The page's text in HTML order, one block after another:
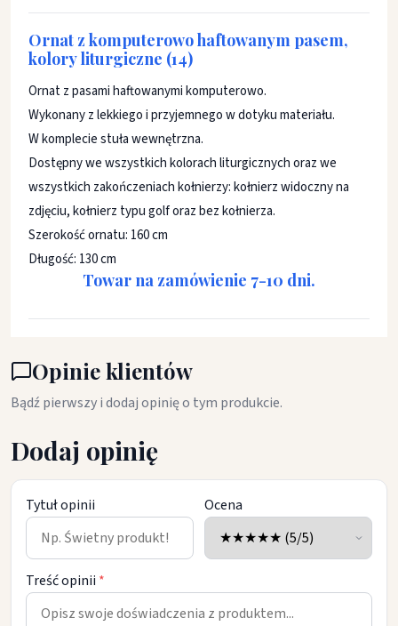
Ornat z komputerowo haftowanym pasem,
kolory liturgiczne (14)
Ornat z pasami haftowanymi komputerowo.
Wykonany z lekkiego i przyjemnego w dotyku materiału.
W komplecie stuła wewnętrzna.
Dostępny we wszystkich kolorach liturgicznych oraz we
wszystkich zakończeniach kołnierzy: kołnierz widoczny na
zdjęciu, kołnierz typu golf oraz bez kołnierza.
Szerokość ornatu: 160 cm
Długość: 130 cm
Towar na zamówienie 7-10 dni.
Opinie klientów
Bądź pierwszy i dodaj opinię o tym produkcie.
Dodaj opinię
Tytuł opinii Ocena
Treść opinii *